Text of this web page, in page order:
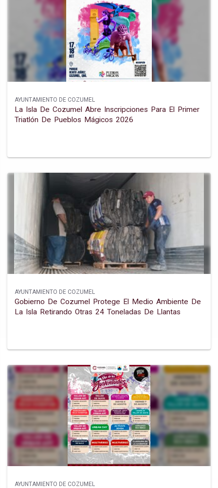
AYUNTAMIENTO DE COZUMEL
La Isla De Cozumel Abre Inscripciones Para El Primer
Triatlón De Pueblos Mágicos 2026
AYUNTAMIENTO DE COZUMEL
Gobierno De Cozumel Protege El Medio Ambiente De
La Isla Retirando Otras 24 Toneladas De Llantas
AYUNTAMIENTO DE COZUMEL